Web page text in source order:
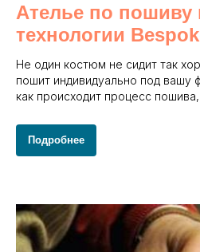
Ателье по пошиву
технологии
Не один костюм не сидит так
пошит индивидуально под вашу
как происходит процесс пошива,
Подробнее